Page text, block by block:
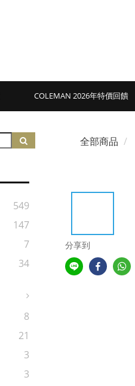
COLEMAN 2026年特價回饋
549
147
7
34
8
21
3
3
全部商品
分享到